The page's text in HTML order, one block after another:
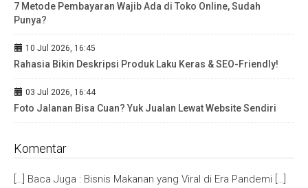
7 Metode Pembayaran Wajib Ada di Toko Online, Sudah
Punya?
10 Jul 2026, 16:45
Rahasia Bikin Deskripsi Produk Laku Keras & SEO-Friendly!
03 Jul 2026, 16:44
Foto Jalanan Bisa Cuan? Yuk Jualan Lewat Website Sendiri
Komentar
[…] Baca Juga : Bisnis Makanan yang Viral di Era Pandemi […]